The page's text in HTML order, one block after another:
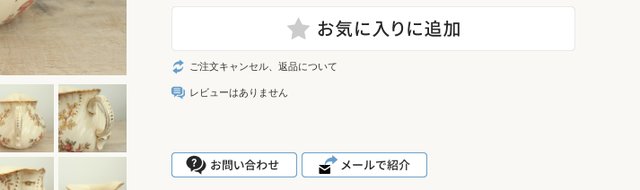
ご注文キャンセル、返品について
レビューはありません